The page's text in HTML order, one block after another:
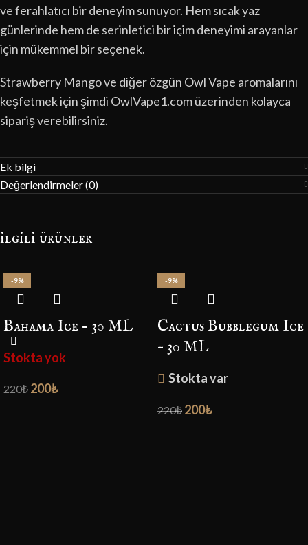
ve ferahlatıcı bir deneyim sunuyor. Hem sıcak yaz
günlerinde hem de serinletici bir içim deneyimi arayanlar
için mükemmel bir seçenek.
Strawberry Mango ve diğer özgün Owl Vape aromalarını
keşfetmek için şimdi OwlVape1.com üzerinden kolayca
sipariş verebilirsiniz.
Ek bilgi
Değerlendirmeler (0)
i̇lgili ürünler
-9%
Bahama Ice – 30 ML
Stokta yok
220₺ 200₺
-9%
Cactus Bubblegum Ice
– 30 ML
Stokta var
220₺ 200₺